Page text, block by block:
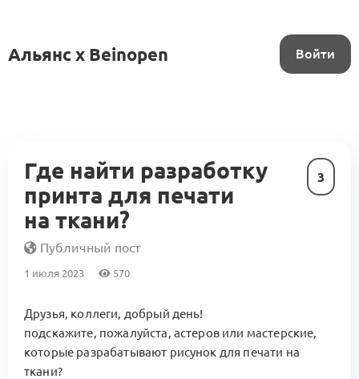
Альянс x Beinopen Войти
3
Где найти разработку
принта для печати
на ткани?
Публичный пост
1 июля 2023 570
Друзья, коллеги, добрый день!
подскажите, пожалуйста, астеров или мастерские,
которые разрабатывают рисунок для печати на
ткани?